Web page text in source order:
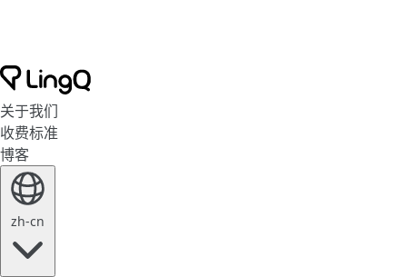
关于我们
收费标准
博客
zh-cn